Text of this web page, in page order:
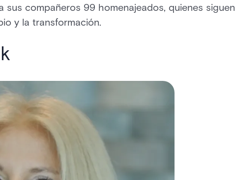
compañeros 99 homenajeados, quienes siguen
y la transformación.